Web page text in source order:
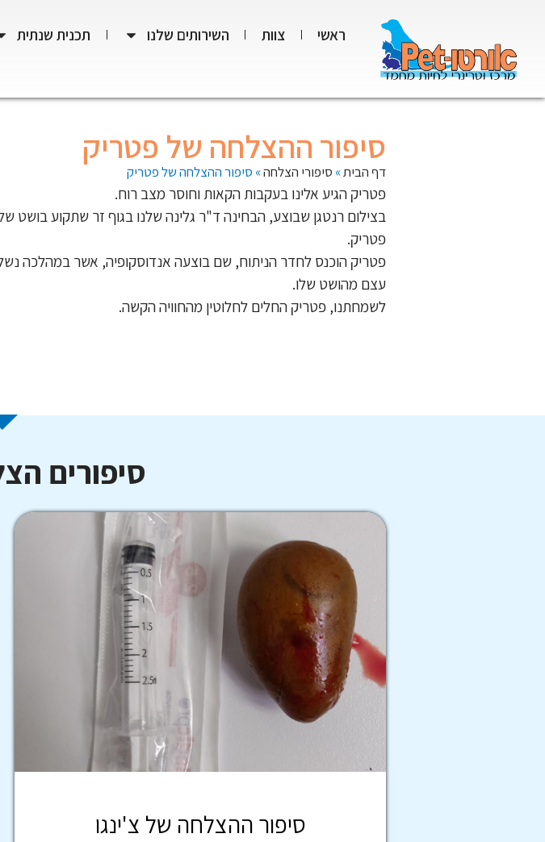
ראשי צוות השירותים שלנו תכנית שנתית
סיפור ההצלחה של פטריק
דף הבית» סיפורי הצלחה» סיפור ההצלחה של פטריק
פטריק הגיע אלינו בעקבות הקאות וחוסר מצב רוח.
בצילום רנטגן שבוצע, הבחינה ד"ר גלינה שלנו בגוף זר שתקוע בושט
פטריק.
פטריק הוכנס לחדר הניתוח, שם בוצעה אנדוסקופיה, אשר במהלכה
עצם מהושט שלו.
לשמחתנו, פטריק החלים לחלוטין מהחוויה הקשה.
סיפורים
סיפור ההצלחה של צ'ינגו